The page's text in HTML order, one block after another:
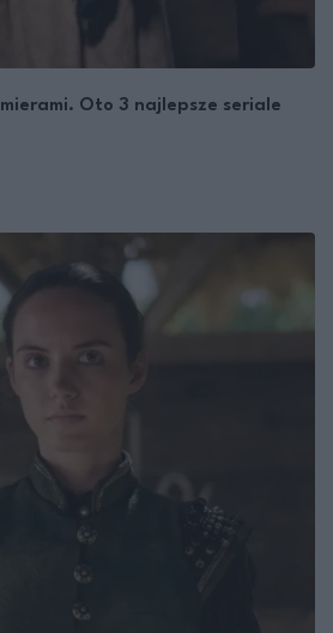
Oto 3 najlepsze seriale